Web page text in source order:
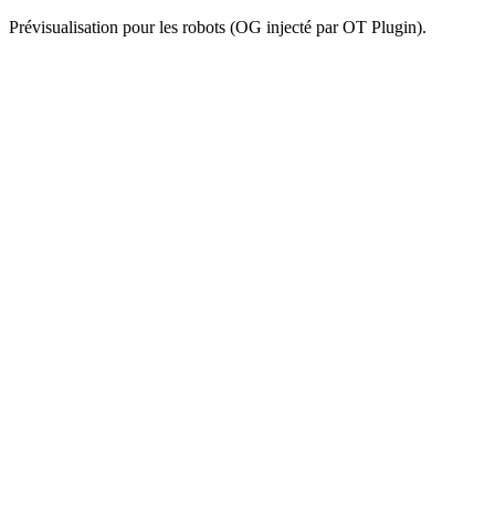
Prévisualisation pour les robots (OG injecté par OT Plugin).